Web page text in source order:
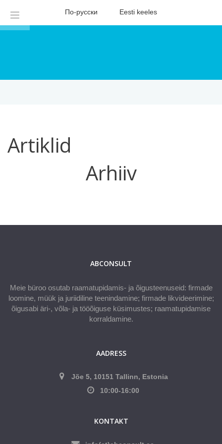
По-русски Eesti keeles
Artiklid
Arhiiv
ABCONSULT
Meie büroo osutab raamatupidamis- ja õigusteenuseid: firmade
loomine, müük ja juriidiline teenindamine; firmade likvideerimine;
õigusabi äri-, võla- ja tööõiguse küsimustes; raamatupidamise
korraldamine.
AADRESS
Jõe 5, 10151 Tallinn, Estonia
10:00-16:00
KONTAKT